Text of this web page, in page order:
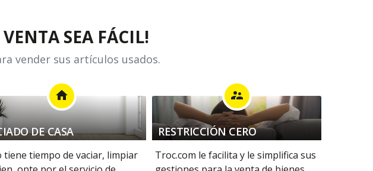
SEA FÁCIL!
vender sus artículos usados.
home
DE CASA
tiene tiempo de vaciar, limpiar
supervisor_account
RESTRICCIÓN CERO
Troc.com le facilita y le simplifica sus